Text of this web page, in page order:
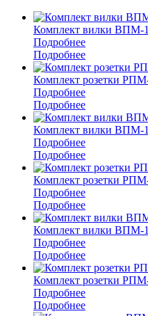
Комплект вилки ВПМ-
Подробнее
Подробнее
Комплект розетки
Подробнее
Подробнее
Комплект вилки ВПМ-
Подробнее
Подробнее
Комплект розетки
Подробнее
Подробнее
Комплект вилки ВПМ-
Подробнее
Подробнее
Комплект розетки
Подробнее
Подробнее